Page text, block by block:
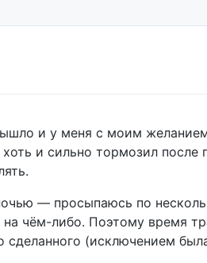
и у меня с моим
и сильно тормозил после
— просыпаюсь по
чём-либо. Поэтому время
(исключением